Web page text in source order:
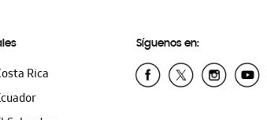
Rica
Síguenos en: